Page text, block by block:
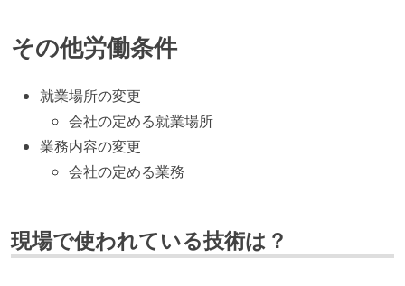
その他労働条件
就業場所の変更
会社の定める就業場所
業務内容の変更
会社の定める業務
現場で使われている技術は？